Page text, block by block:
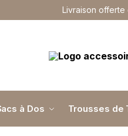
Livraison offerte
à Dos Trousses de